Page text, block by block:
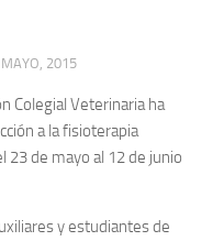
2015
Colegial Veterinaria ha
a la fisioterapia
23 de mayo al 12 de junio
y estudiantes de